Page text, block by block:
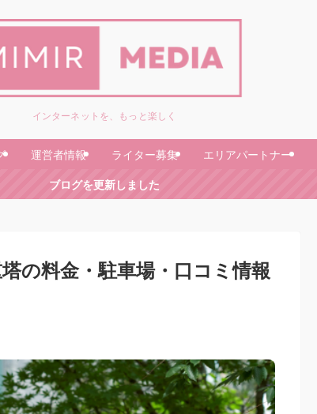
インターネットを、もっと楽しく
運営者情報 ライター募集 エリアパートナー
ブログを更新しました
の料金・駐車場・口コミ情報